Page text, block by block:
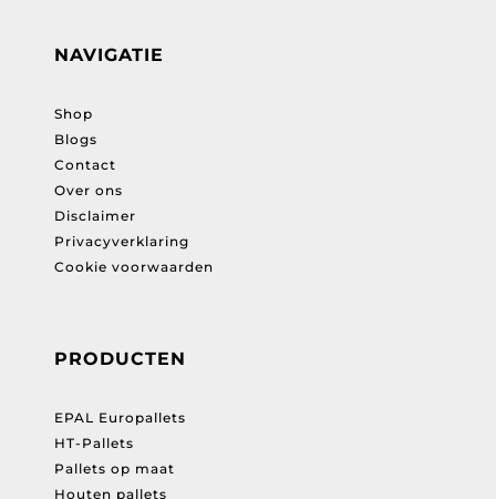
NAVIGATIE
Shop
Blogs
Contact
Over ons
Disclaimer
Privacyverklaring
Cookie voorwaarden
PRODUCTEN
EPAL Europallets
HT-Pallets
Pallets op maat
Houten pallets